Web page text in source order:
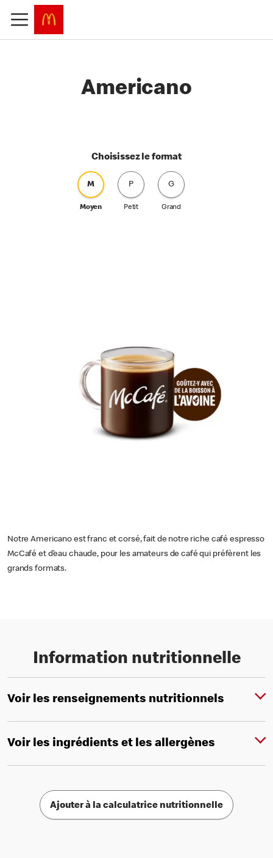
Americano
Choisissez le format
M
Moyen
P
Petit
G
Grand
Notre Americano est franc et corsé, fait de notre riche café espresso
McCafé et d’eau chaude, pour les amateurs de café qui préfèrent les
grands formats.
Information nutritionnelle
Voir les renseignements nutritionnels
Voir les ingrédients et les allergènes
Ajouter à la calculatrice nutritionnelle